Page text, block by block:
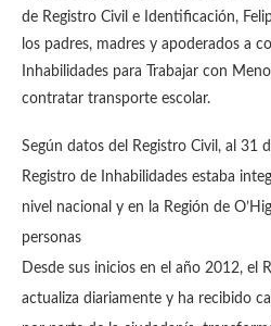
de Registro Civil e Identificación,
los padres, madres y apoderados a
Inhabilidades para Trabajar con
contratar transporte escolar.
Según datos del Registro Civil, al 31
Registro de Inhabilidades estaba
nivel nacional y en la Región de
personas
Desde sus inicios en el año 2012, el
actualiza diariamente y ha recibido